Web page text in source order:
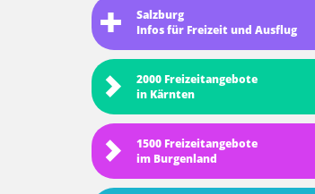
Salzburg
Infos für Freizeit und Ausflug
2000 Freizeitangebote
in Kärnten
1500 Freizeitangebote
im Burgenland